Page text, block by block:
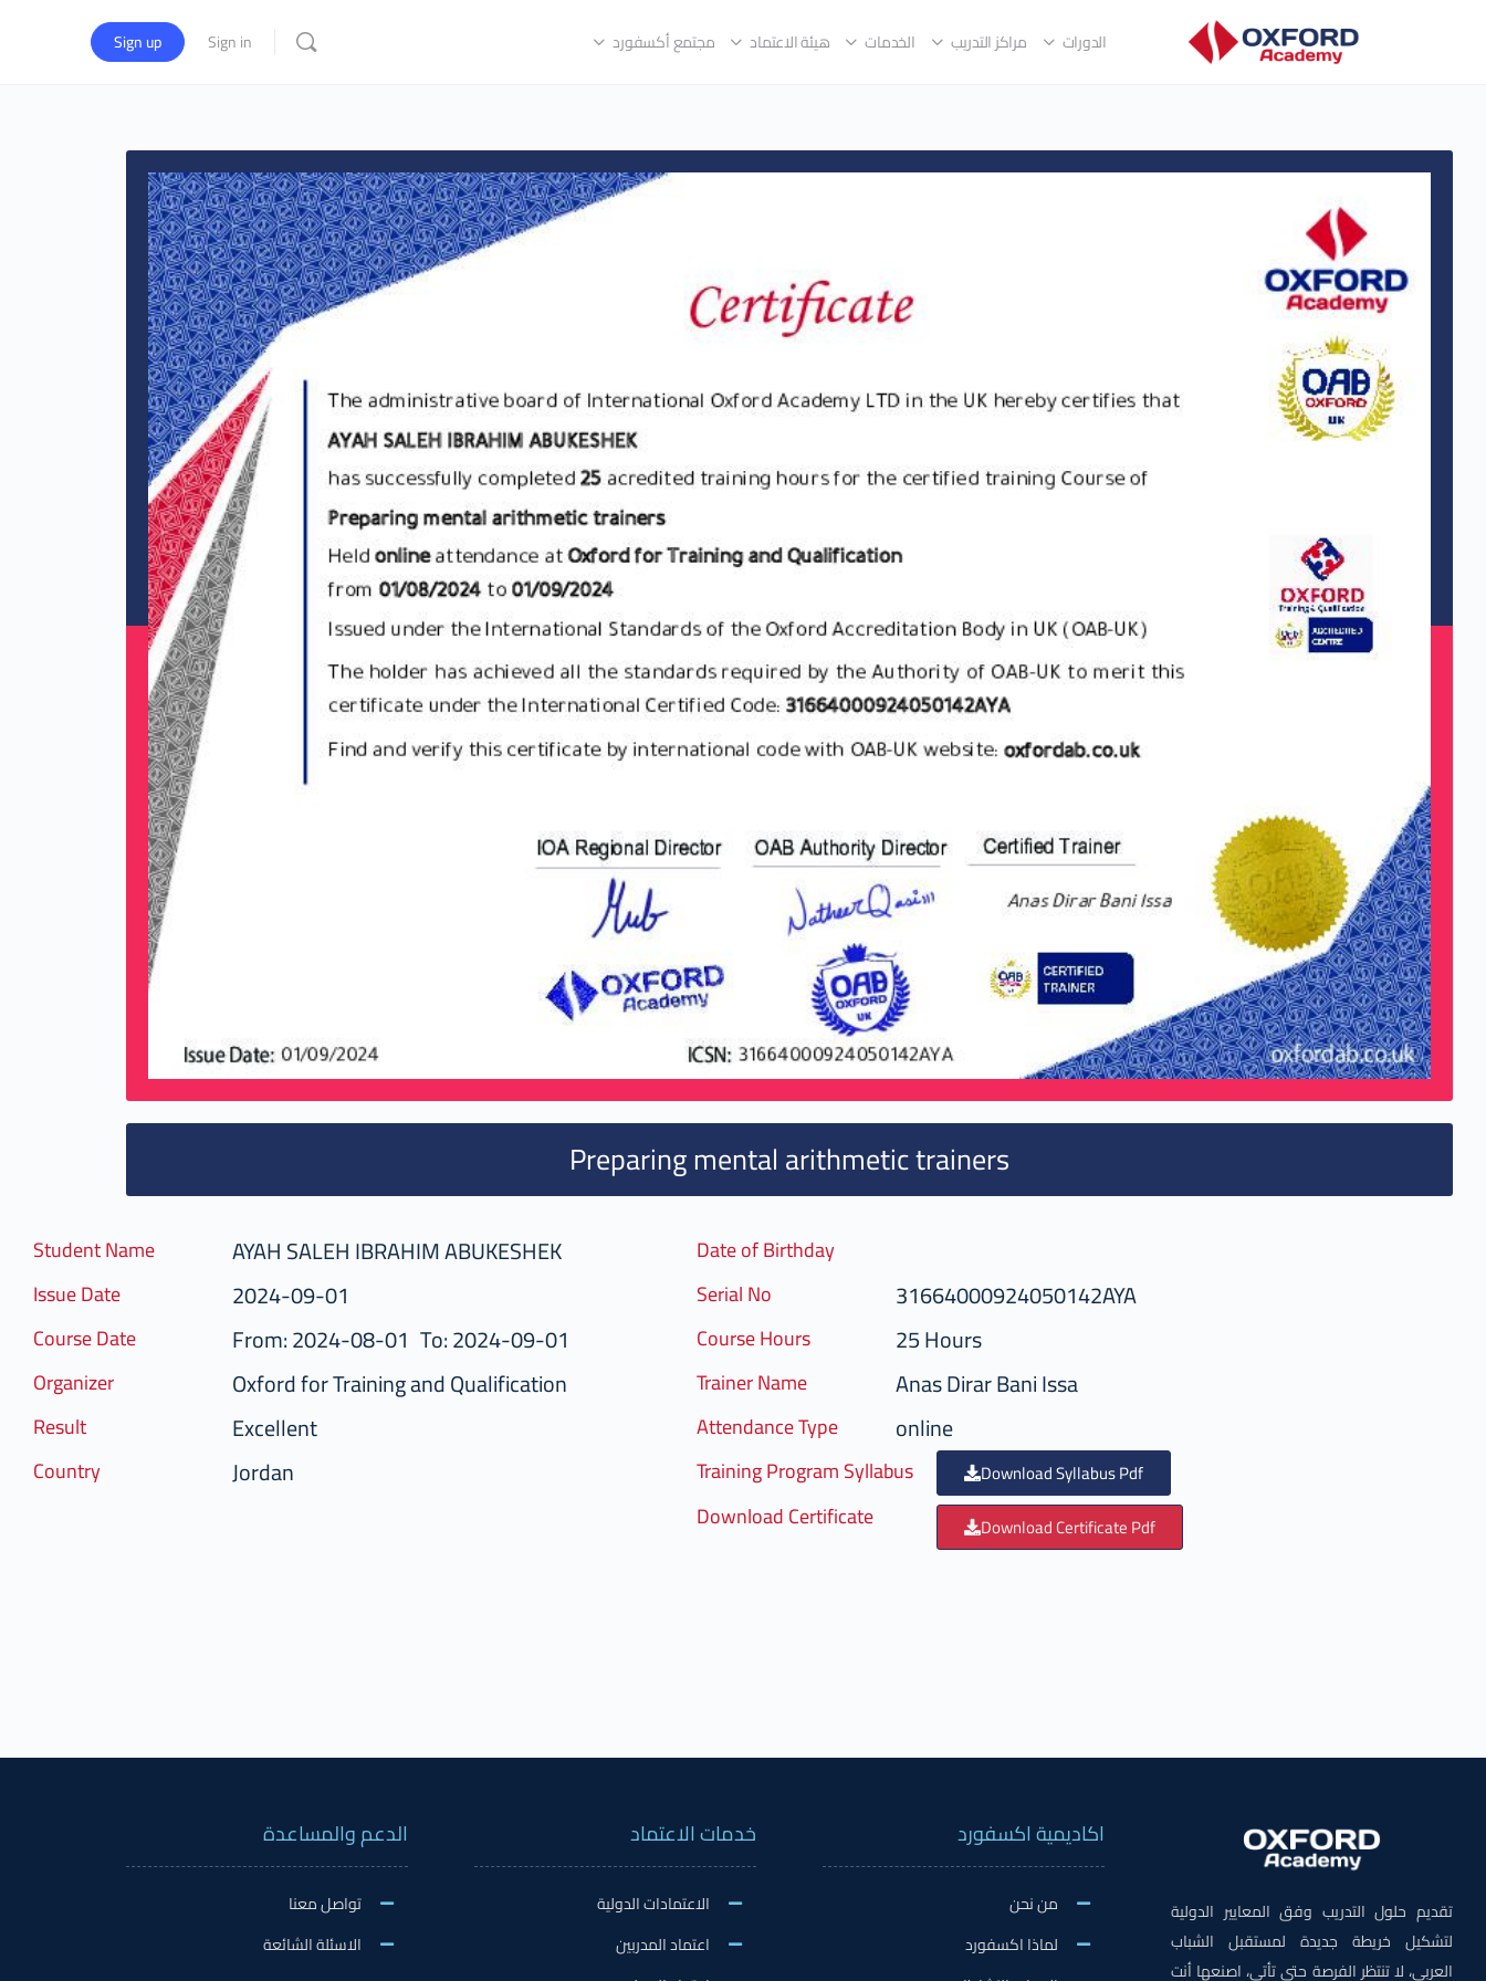
الدورات مراكز التدريب الخدمات هيئة الاعتماد مجتمع أكسفورد Sign in
Sign up
Preparing mental arithmetic trainers
Student Name AYAH SALEH IBRAHIM ABUKESHEK
Date of Birthday
Issue Date
2024-09-01 Serial No 31664000924050142AYA
Course Date From: 2024-08-01 To: 2024-09-01 Course Hours 25 Hours
Organizer Oxford for Training and Qualification Trainer Name Anas Dirar Bani Issa
Result Excellent Attendance Type online
Country Jordan Training Program Syllabus Download Syllabus Pdf
Download Certificate Download Certificate Pdf
تقديم حلول التدريب وفق المعايير الدولية
لتشكيل خريطة جديدة لمستقبل الشباب
العربي، لا تنتظر الفرصة حتى تأتي، اصنعها أنت
اكاديمية اكسفورد
من نحن
لماذا اكسفورد
خدمات الاعتماد
الاعتمادات الدولية
اعتماد المدربين
الدعم والمساعدة
تواصل معنا
الاسئلة الشائعة